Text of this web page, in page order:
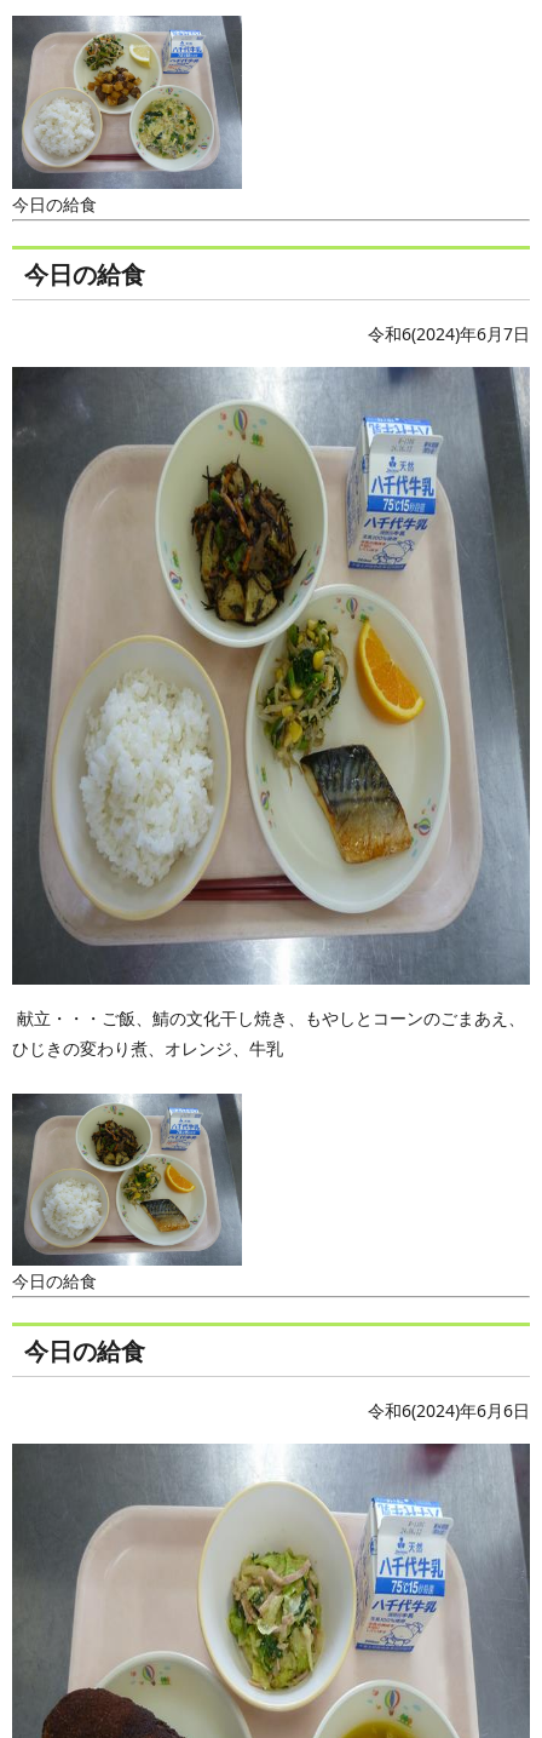
今日の給食
今日の給食
令和6(2024)年6月7日
献立・・・ご飯、鯖の文化干し焼き、もやしとコーンのごまあえ、
ひじきの変わり煮、オレンジ、牛乳
今日の給食
今日の給食
令和6(2024)年6月6日